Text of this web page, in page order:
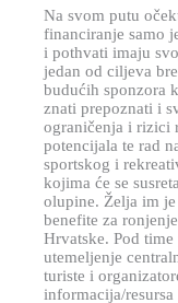
Na svom putu
financiranje samo
i pothvati imaju
jedan od ciljeva
budućih sponzora
znati prepoznati i
ograničenja i rizici
potencijala te rad
sportskog i
kojima će se
olupine. Želja im
benefite za
Hrvatske. Pod
utemeljenje
turiste i
informacija/